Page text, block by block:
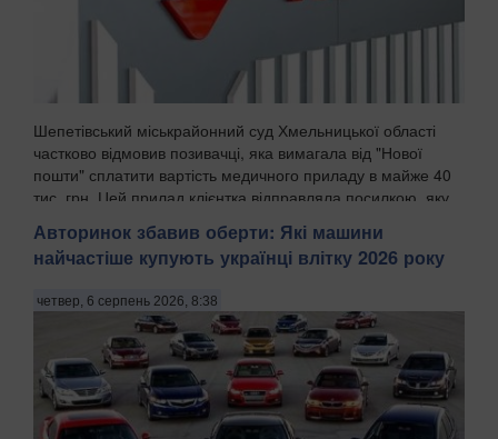
Шепетівський міськрайонний суд Хмельницької області
частково відмовив позивачці, яка вимагала від "Нової
пошти" сплатити вартість медичного приладу в майже 40
тис. грн. Цей прилад клієнтка відправляла посилкою, яку
Авторинок збавив оберти: Які машини
найчастіше купують українці влітку 2026 року
четвер, 6 серпень 2026, 8:38